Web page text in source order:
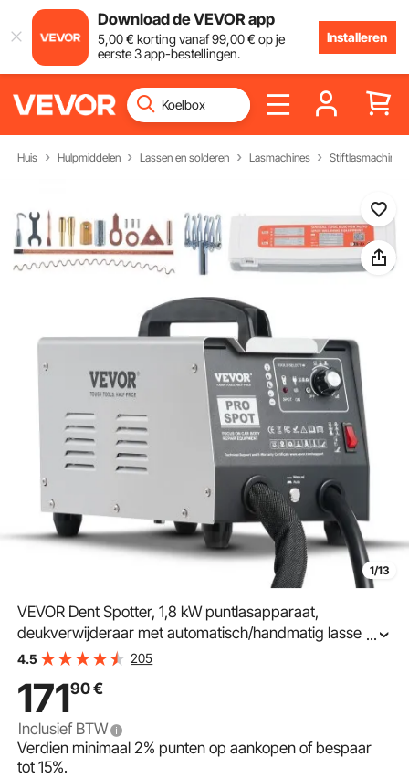
Download de VEVOR app
5,00€ korting vanaf99,00€ op je
eerste 3 app-bestellingen.
Installeren
Huis Hulpmiddelen Lassen en solderen Lasmachines Stiftlasmachine
1/13
VEVOR Dent Spotter, 1,8 kW puntlasapparaat,
deukverwijderaar met automatisch/handmatig lassen en
7 veelzijdige modi, puntlasapparaat voor carrosserieën,
vrachtwagens
...
4.5 205
17190€
Inclusief BTW
Verdien minimaal2% punten op aankopen of bespaar
tot15%.